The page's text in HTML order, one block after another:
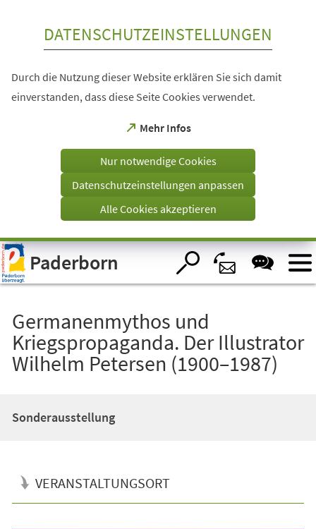
Visuelle
Assistenzsoftware
öffnen.
DATENSCHUTZEINSTELLUNGEN
Durch die Nutzung dieser Website erklären Sie sich damit
einverstanden, dass diese Seite Cookies verwendet.
Mehr Infos
(Öffnet
einem
Tab)
Nur notwendige Cookies
Datenschutzeinstellungen anpassen
Alle Cookies akzeptieren
Paderborn
Germanenmythos und
Kriegspropaganda. Der Illustrator
Wilhelm Petersen (1900–1987)
Sonderausstellung
VERANSTALTUNGSORT